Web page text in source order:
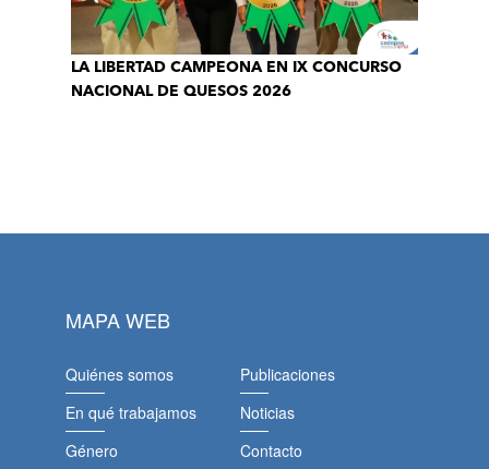
LA LIBERTAD CAMPEONA EN IX CONCURSO
NACIONAL DE QUESOS 2026
MAPA WEB
Quiénes somos
En qué trabajamos
Género
Publicaciones
Noticias
Contacto